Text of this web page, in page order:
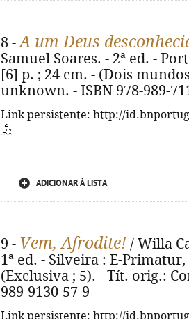
8 -A um Deus
Samuel Soares. - 2ª ed. -
[6] p. ; 24 cm. - (Dois
unknown. - ISBN 978-989-
Link persistente: http://
ADICIONAR À LISTA
9 - Vem, Afrodite! / Willa
1ª ed. - Silveira : E-
(Exclusiva ; 5). - Tít. orig.:
989-9130-57-9
Link persistente: http://